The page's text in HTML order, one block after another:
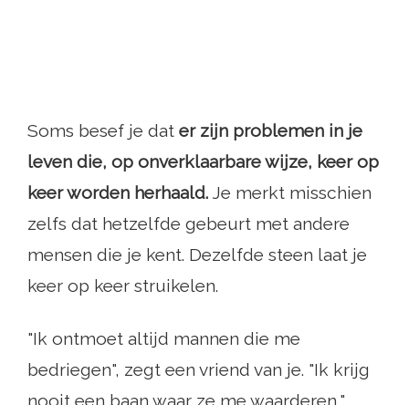
Soms besef je dat er zijn problemen in je
leven die, op onverklaarbare wijze, keer op
keer worden herhaald. Je merkt misschien
zelfs dat hetzelfde gebeurt met andere
mensen die je kent. Dezelfde steen laat je
keer op keer struikelen.
"Ik ontmoet altijd mannen die me
bedriegen", zegt een vriend van je. "Ik krijg
nooit een baan waar ze me waarderen,"